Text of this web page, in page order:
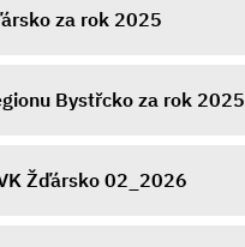
za rok 2025
Bystřcko za rok 2025
Žďársko 02_2026